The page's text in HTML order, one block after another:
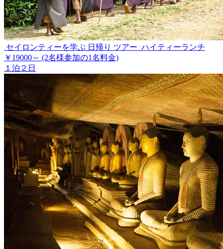
セイロンティーを学ぶ 日帰り ツアー ハイティーランチ
￥19000～ (2名様参加の1名料金)
１泊２日